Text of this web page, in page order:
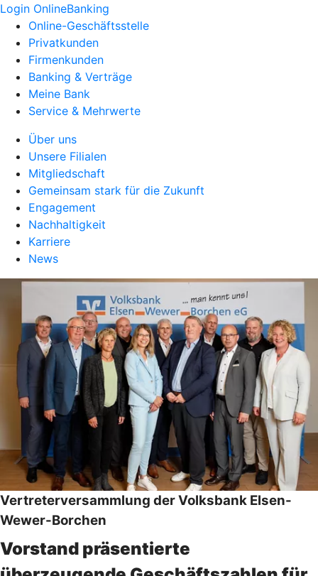
Login OnlineBanking
Online-Geschäftsstelle
Privatkunden
Firmenkunden
Banking & Verträge
Meine Bank
Service & Mehrwerte
Über uns
Unsere Filialen
Mitgliedschaft
Gemeinsam stark für die Zukunft
Engagement
Nachhaltigkeit
Karriere
News
Vertreterversammlung der Volksbank Elsen-
Wewer-Borchen
Vorstand präsentierte